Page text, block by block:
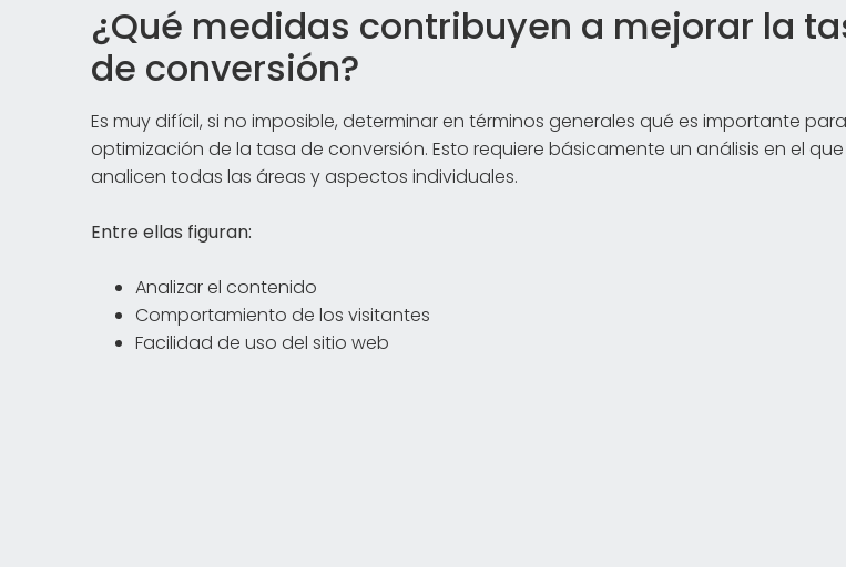
¿Qué medidas contribuyen a mejorar la
de conversión?
Es muy difícil, si no imposible, determinar en términos generales qué es importante
optimización de la tasa de conversión. Esto requiere básicamente un análisis en el que
analicen todas las áreas y aspectos individuales.
Entre ellas figuran:
Analizar el contenido
Comportamiento de los visitantes
Facilidad de uso del sitio web